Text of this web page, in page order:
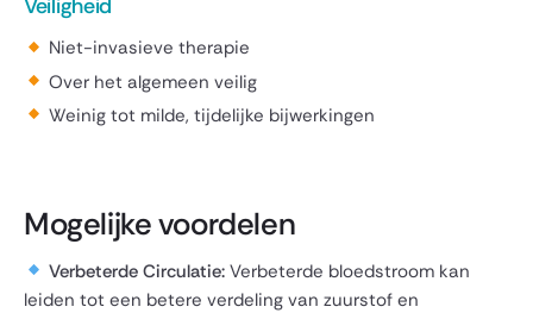
Veiligheid
Niet-invasieve therapie
Over het algemeen veilig
Weinig tot milde, tijdelijke bijwerkingen
Mogelijke voordelen
Verbeterde Circulatie: Verbeterde bloedstroom kan
leiden tot een betere verdeling van zuurstof en